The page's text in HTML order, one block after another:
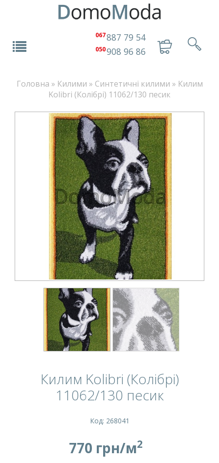
067887 79 54
050908 96 86
Головна » Килими » Синтетичні килими » Килим
Kolibri (Колібрі) 11062/130 песик
Килим Kolibri (Колібрі)
11062/130 песик
Код: 268041
770 грн/м2